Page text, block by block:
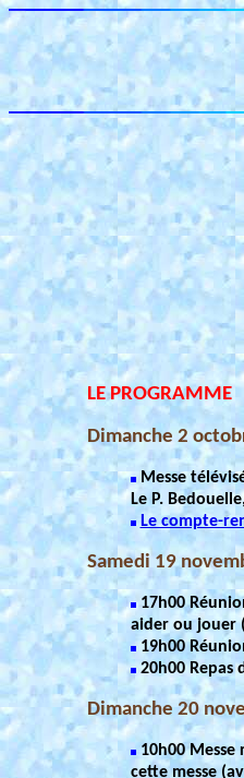
LE PROGRAMME
Dimanche 2
Messe
Le P.
Le compte-
Samedi 19
17h00
aider ou jouer (
19h00
20h00 Repas
Dimanche 20
10h00 Messe
cette messe